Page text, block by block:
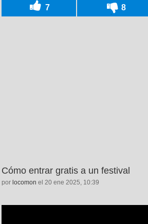
7 8
Cómo entrar gratis a un festival
por locomon el 20 ene 2025, 10:39